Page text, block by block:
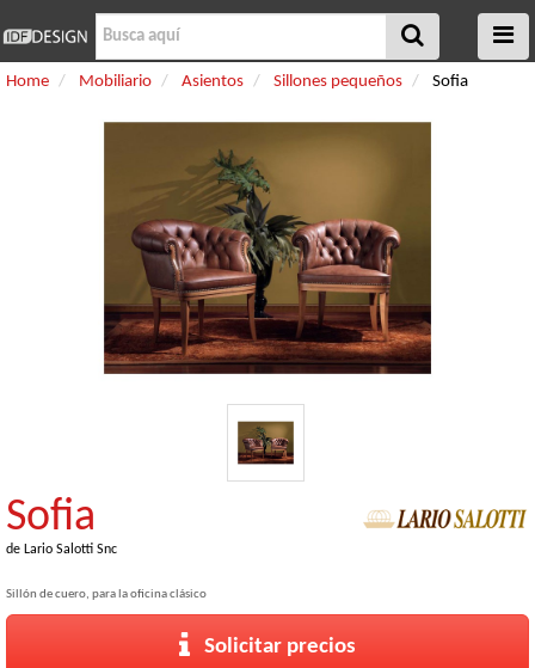
Home Mobiliario Asientos Sillones pequeños Sofia
Sofia
de Lario Salotti Snc
Sillón de cuero, para la oficina clásico
Solicitar precios